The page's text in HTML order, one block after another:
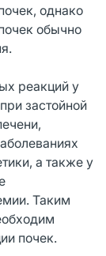
однако
обычно
реакций у
застойной
а также у
Таким
почек.